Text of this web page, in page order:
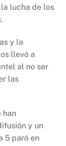
lucha de los
y la
llevó a
al no ser
las
han
y un
5 paró en